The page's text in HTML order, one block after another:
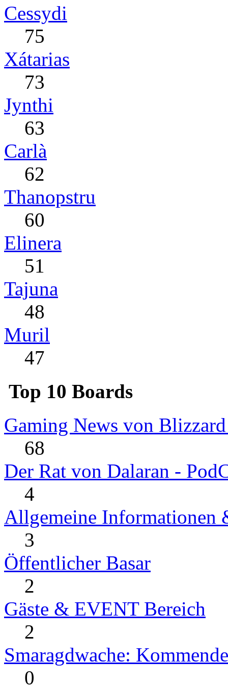
Cessydi
75
Xátarias
73
Jynthi
63
Carlà
62
Thanopstru
60
Elinera
51
Tajuna
48
Muril
47
Top 10 Boards
Gaming News von
68
Der Rat von Dalaran -
4
Allgemeine Informationen
3
Öffentlicher Basar
2
Gäste & EVENT Bereich
2
Smaragdwache:
0